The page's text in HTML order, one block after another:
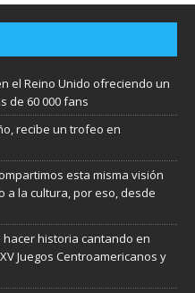
el Reino Unido ofreciendo un
de 60 000 fans
recibe un trofeo en
esta misma visión
a la cultura, por eso, desde
historia cantando en
Juegos Centroamericanos y